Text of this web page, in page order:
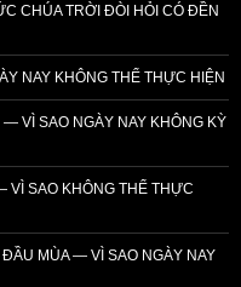
CHÚA TRỜI ĐÒI HỎI CÓ ĐỀN
NAY KHÔNG THỂ THỰC HIỆN
VÌ SAO NGÀY NAY KHÔNG KỲ
VÌ SAO KHÔNG THỂ THỰC
MÙA — VÌ SAO NGÀY NAY